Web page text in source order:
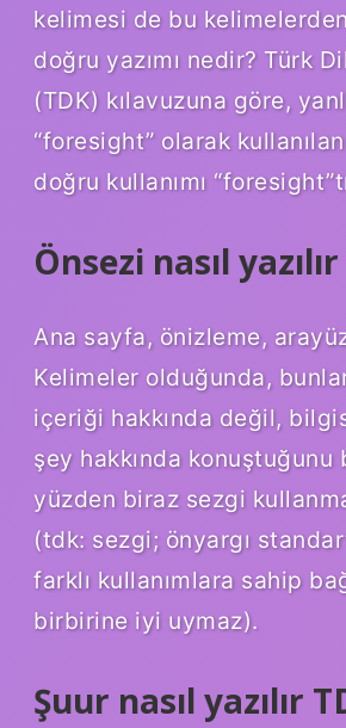
kelimesi de bu
doğru yazımı nedir? Türk
(TDK) kılavuzuna göre,
“foresight” olarak
doğru kullanımı
Önsezi nasıl
Ana sayfa, önizleme,
Kelimeler olduğunda,
içeriği hakkında değil,
şey hakkında konuştuğunu
yüzden biraz sezgi
(tdk: sezgi; önyargı
farklı kullanımlara sahip
birbirine iyi uymaz).
Şuur nasıl yazılır